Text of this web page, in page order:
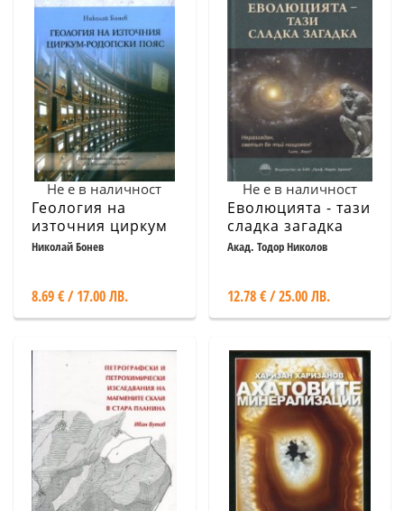
Не е в наличност
Геология на
източния циркум
- Родопски пояс
Николай Бонев
8.69 € / 17.00 ЛВ.
Не е в наличност
Еволюцията - тази
сладка загадка
Акад. Тодор Николов
12.78 € / 25.00 ЛВ.